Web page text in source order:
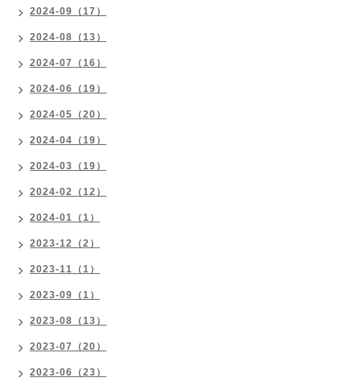
2024-09（17）
2024-08（13）
2024-07（16）
2024-06（19）
2024-05（20）
2024-04（19）
2024-03（19）
2024-02（12）
2024-01（1）
2023-12（2）
2023-11（1）
2023-09（1）
2023-08（13）
2023-07（20）
2023-06（23）